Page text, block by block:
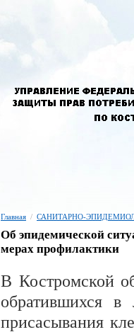
Главная / САНИТАРНО-
Об эпидемической
мерах профилактики
В Костромской
обратившихся в
присасывания